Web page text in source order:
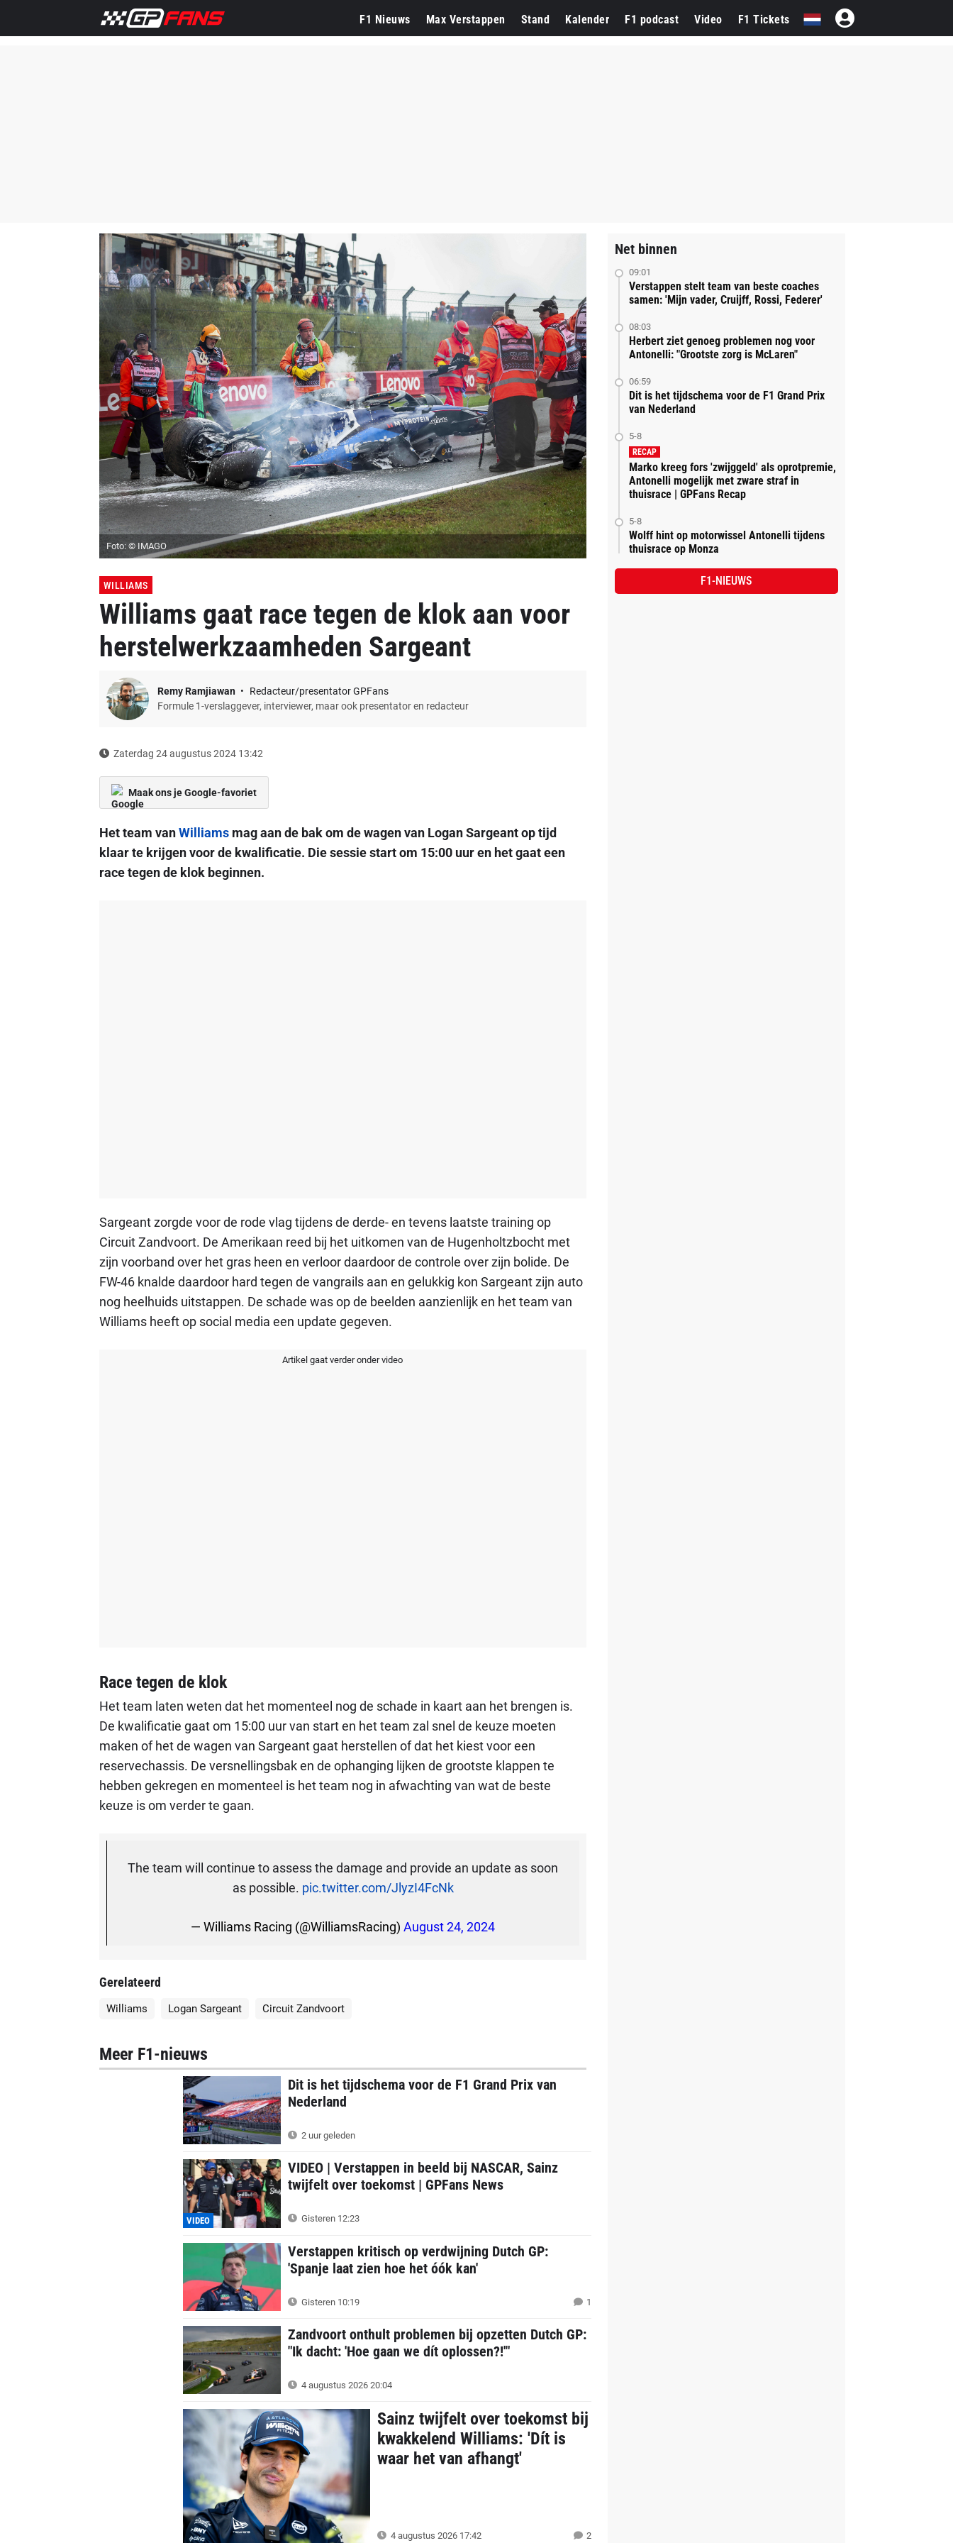
F1 Nieuws Max Verstappen Stand Kalender F1 podcast Video F1 Tickets
Foto: © IMAGO
WILLIAMS
Williams gaat race tegen de klok aan voor
herstelwerkzaamheden Sargeant
Remy Ramjiawan
Redacteur/presentator GPFans
Formule 1-verslaggever, interviewer, maar ook presentator en redacteur
Zaterdag 24 augustus 2024 13:42
Maak ons je Google-favoriet
Het team vanWilliamsmag aan de bak om de wagen van Logan Sargeant op tijd
klaar te krijgen voor de kwalificatie. Die sessie start om 15:00 uur en het gaat een
race tegen de klok beginnen.
Sargeant zorgde voor de rode vlag tijdens de derde- en tevens laatste training op
Circuit Zandvoort. De Amerikaan reed bij het uitkomen van de Hugenholtzbocht met
zijn voorband over het gras heen en verloor daardoor de controle over zijn bolide. De
FW-46 knalde daardoor hard tegen de vangrails aan en gelukkig kon Sargeant zijn auto
nog heelhuids uitstappen. De schade was op de beelden aanzienlijk en het team van
Williams heeft op social media een update gegeven.
Artikel gaat verder onder video
Race tegen de klok
Het team laten weten dat het momenteel nog de schade in kaart aan het brengen is.
De kwalificatie gaat om 15:00 uur van start en het team zal snel de keuze moeten
maken of het de wagen van Sargeant gaat herstellen of dat het kiest voor een
reservechassis. De versnellingsbak en de ophanging lijken de grootste klappen te
hebben gekregen en momenteel is het team nog in afwachting van wat de beste
keuze is om verder te gaan.
The team will continue to assess the damage and provide an update as soon
as possible. pic.twitter.com/JlyzI4FcNk
— Williams Racing (@WilliamsRacing) August 24, 2024
Gerelateerd
Williams Logan Sargeant Circuit Zandvoort
Meer F1-nieuws
Dit is het tijdschema voor de F1 Grand Prix van
Nederland
2 uur geleden
VIDEO
VIDEO | Verstappen in beeld bij NASCAR, Sainz
twijfelt over toekomst | GPFans News
Gisteren 12:23
Verstappen kritisch op verdwijning Dutch GP:
'Spanje laat zien hoe het óók kan'
Gisteren 10:19 1
Zandvoort onthult problemen bij opzetten Dutch GP:
"Ik dacht: 'Hoe gaan we dít oplossen?!'"
4 augustus 2026 20:04
Sainz twijfelt over toekomst bij
kwakkelend Williams: 'Dít is
waar het van afhangt'
4 augustus 2026 17:42 2
Net binnen
09:01
Verstappen stelt team van beste coaches
samen: 'Mijn vader, Cruijff, Rossi, Federer'
08:03
Herbert ziet genoeg problemen nog voor
Antonelli: "Grootste zorg is McLaren"
06:59
Dit is het tijdschema voor de F1 Grand Prix
van Nederland
5-8
RECAP
Marko kreeg fors 'zwijggeld' als oprotpremie,
Antonelli mogelijk met zware straf in
thuisrace | GPFans Recap
5-8
Wolff hint op motorwissel Antonelli tijdens
thuisrace op Monza
F1-NIEUWS